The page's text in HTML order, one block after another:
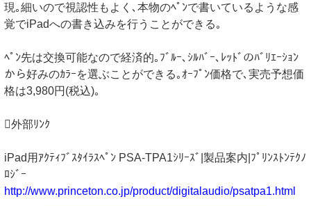
現｡細いので視認性もよく､本物のﾍﾟﾝで書いているような感
覚でiPadへの書き込みを行うことができる｡
ﾍﾟﾝ先は交換可能なので経済的｡ﾌﾞﾙｰ､ｼﾙﾊﾞｰ､ﾚｯﾄﾞのﾊﾞﾘｴｰｼｮﾝ
から好みのｶﾗｰを選ぶことができる｡ｵｰﾌﾟﾝ価格で､実売予想価
格は3,980円(税込)｡
外部ﾘﾝｸ
iPad用ｱｸﾃｨﾌﾞｽﾀｲﾗｽﾍﾟﾝ PSA-TPA1ｼﾘｰｽﾞ|製品案内|ﾌﾟﾘﾝｽﾄﾝﾃｸﾉ
ﾛｼﾞｰ
http://www.princeton.co.jp/product/digitalaudio/psatpa1.html